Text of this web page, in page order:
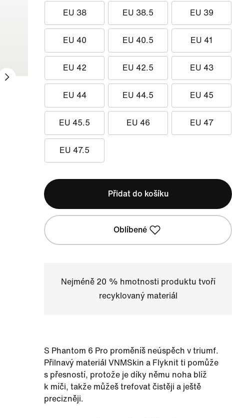
EU 38 EU 38.5 EU 39
EU 40 EU 40.5 EU 41
EU 42 EU 42.5 EU 43
EU 44 EU 44.5 EU 45
EU 45.5 EU 46 EU 47
EU 47.5
Přidat do košíku
Oblíbené
Nejméně 20 % hmotnosti produktu tvoří
recyklovaný materiál
S Phantom 6 Pro proměníš neúspěch v triumf.
Přilnavý materiál VNMSkin a Flyknit ti pomůže
s přesností, protože je díky němu noha blíž
k míči, takže můžeš trefovat čistěji a ještě
precizněji.